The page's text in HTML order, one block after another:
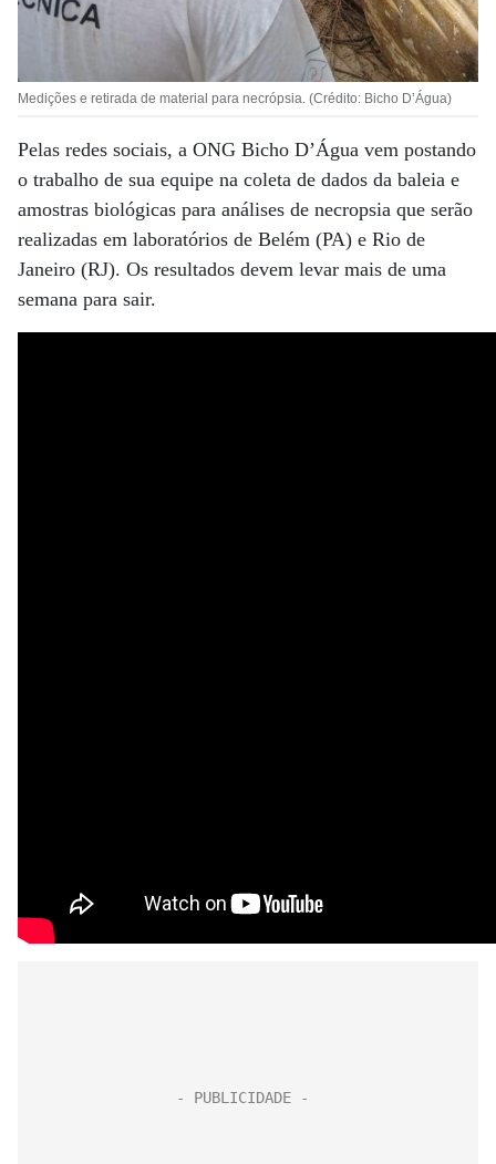
Medições e retirada de material para necrópsia. (Crédito: Bicho D’Água)
Pelas redes sociais, a ONG Bicho D’Água vem postando
o trabalho de sua equipe na coleta de dados da baleia e
amostras biológicas para análises de necropsia que serão
realizadas em laboratórios de Belém (PA) e Rio de
Janeiro (RJ). Os resultados devem levar mais de uma
semana para sair.